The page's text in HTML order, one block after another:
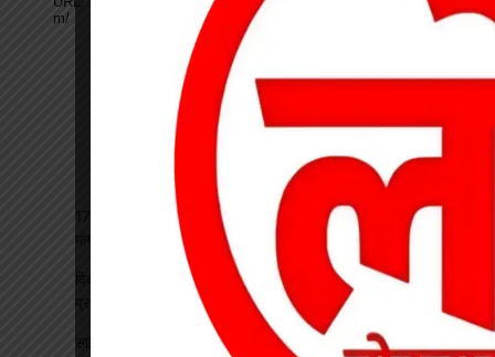
17 अगस्त की हड़ताल से पहले चेयरमैन ने बुलाई बैठक, बिजली कर्मियों की
मांगों पर बनी सहमति
विकसित भारत रोजगार मिशन पर खारंग में एकदिवसीय प्रशिक्षण, जनपद
प्रतिनिधियों ने सीखी योजनाओं के प्रभावी क्रियान्वयन की बारीकियां
साइबर सुरक्षा एवं छात्र कानून जागरूकता कार्यक्रम आयोजित, प्रतिभावान